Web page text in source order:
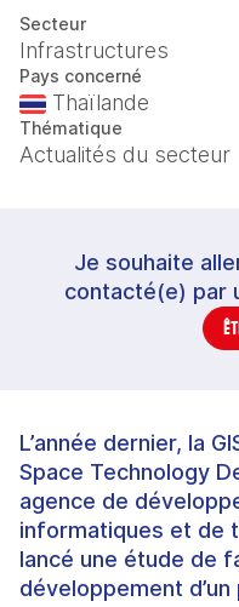
Secteur
Infrastructures
Pays concerné
Thaïlande
Thématique
Actualités du secteur
Je souhaite
contacté(e) par
L’année dernier, la
Space Technology
agence de
informatiques et de
lancé une étude de
développement